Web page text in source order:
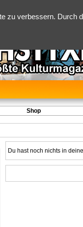
zu verbessern.
Shop
Du hast noch nichts in